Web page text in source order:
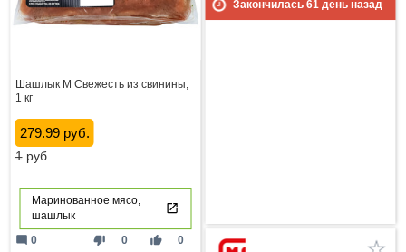
Закончилась 61день назад
Шашлык М Свежесть из свинины,
1 кг
279.99 руб.
1руб.
Маринованное мясо,
шашлык
thumb_down 0 thumb_up 0
mode_comment 0